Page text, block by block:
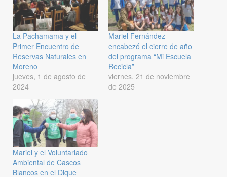
La Pachamama y el
Primer Encuentro de
Reservas Naturales en
Moreno
jueves, 1 de agosto de
2024
Mariel Fernández
encabezó el cierre de año
del programa “Mi Escuela
Recicla”
viernes, 21 de noviembre
de 2025
Mariel y el Voluntariado
Ambiental de Cascos
Blancos en el Dique